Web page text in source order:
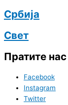
Србија
Свет
Пратите нас
Facebook
Instagram
Twitter